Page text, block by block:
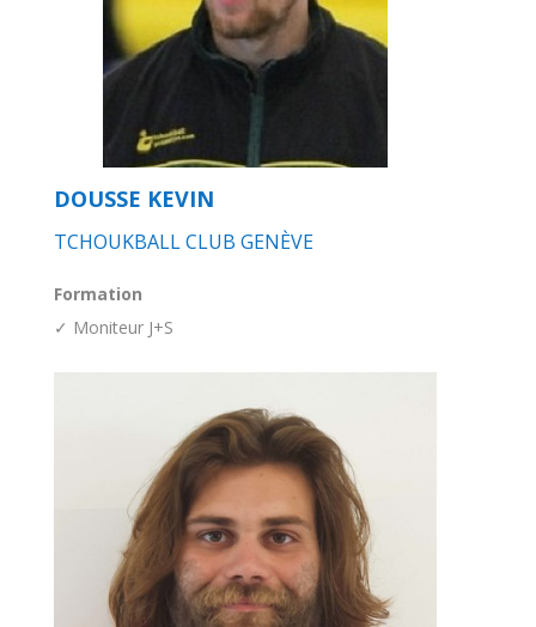
DOUSSE KEVIN
TCHOUKBALL CLUB GENÈVE
Formation
✓ Moniteur J+S